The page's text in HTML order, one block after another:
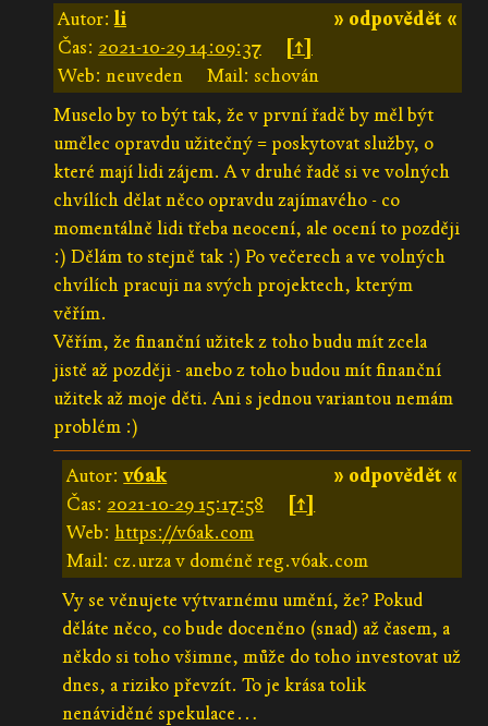
» odpovědět «
Autor:li
Čas: 2021-10-29 14:09:37
[↑]
Web: neuveden
Mail: schován
Muselo by to být tak, že v první řadě by měl být
umělec opravdu užitečný = poskytovat služby, o
které mají lidi zájem. A v druhé řadě si ve volných
chvílích dělat něco opravdu zajímavého - co
momentálně lidi třeba neocení, ale ocení to později
:) Dělám to stejně tak :) Po večerech a ve volných
chvílích pracuji na svých projektech, kterým
věřím.
Věřím, že finanční užitek z toho budu mít zcela
jistě až později - anebo z toho budou mít finanční
užitek až moje děti. Ani s jednou variantou nemám
problém :)
» odpovědět «
Autor:v6ak
Čas: 2021-10-29 15:17:58
[↑]
Web:https://v6ak.com
Mail: cz.urza v doméně reg.v6ak.com
Vy se věnujete výtvarnému umění, že? Pokud
děláte něco, co bude doceněno (snad) až časem, a
někdo si toho všimne, může do toho investovat už
dnes, a riziko převzít. To je krása tolik
nenáviděné spekulace…